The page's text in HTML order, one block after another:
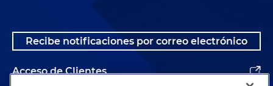
Recibe notificaciones por correo electrónico
Acceso de Clientes